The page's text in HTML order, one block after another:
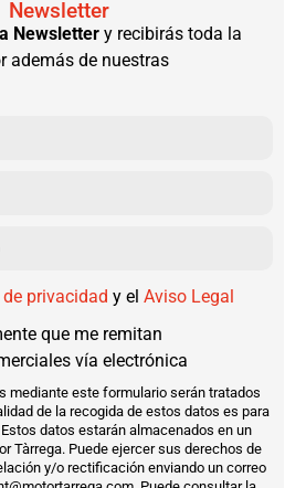
Newsletter
Newsletter y recibirás toda la
además de nuestras
privacidad y el Aviso Legal
que me remitan
vía electrónica
mediante este formulario serán tratados
de la recogida de estos datos es para
datos estarán almacenados en un
Tàrrega. Puede ejercer sus derechos de
y/o rectificación enviando un correo